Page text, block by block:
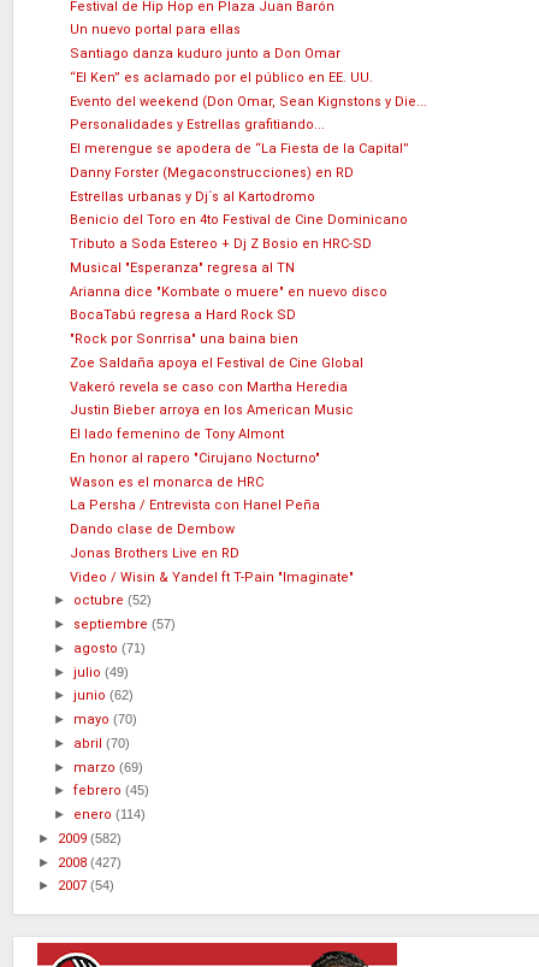
Festival de Hip Hop en Plaza Juan Barón
Un nuevo portal para ellas
Santiago danza kuduro junto a Don Omar
“El Ken” es aclamado por el público en EE. UU.
Evento del weekend (Don Omar, Sean Kignstons y Die...
Personalidades y Estrellas grafitiando...
El merengue se apodera de “La Fiesta de la Capital”
Danny Forster (Megaconstrucciones) en RD
Estrellas urbanas y Dj´s al Kartodromo
Benicio del Toro en 4to Festival de Cine Dominicano
Tributo a Soda Estereo + Dj Z Bosio en HRC-SD
Musical "Esperanza" regresa al TN
Arianna dice "Kombate o muere" en nuevo disco
BocaTabú regresa a Hard Rock SD
"Rock por Sonrrisa" una baina bien
Zoe Saldaña apoya el Festival de Cine Global
Vakeró revela se caso con Martha Heredia
Justin Bieber arroya en los American Music
El lado femenino de Tony Almont
En honor al rapero "Cirujano Nocturno"
Wason es el monarca de HRC
La Persha / Entrevista con Hanel Peña
Dando clase de Dembow
Jonas Brothers Live en RD
Video / Wisin & Yandel ft T-Pain "Imaginate"
► octubre(52)
► septiembre(57)
► agosto(71)
►julio(49)
►junio(62)
► mayo(70)
► abril(70)
► marzo(69)
►febrero(45)
► enero(114)
► 2009 (582)
► 2008 (427)
► 2007 (54)